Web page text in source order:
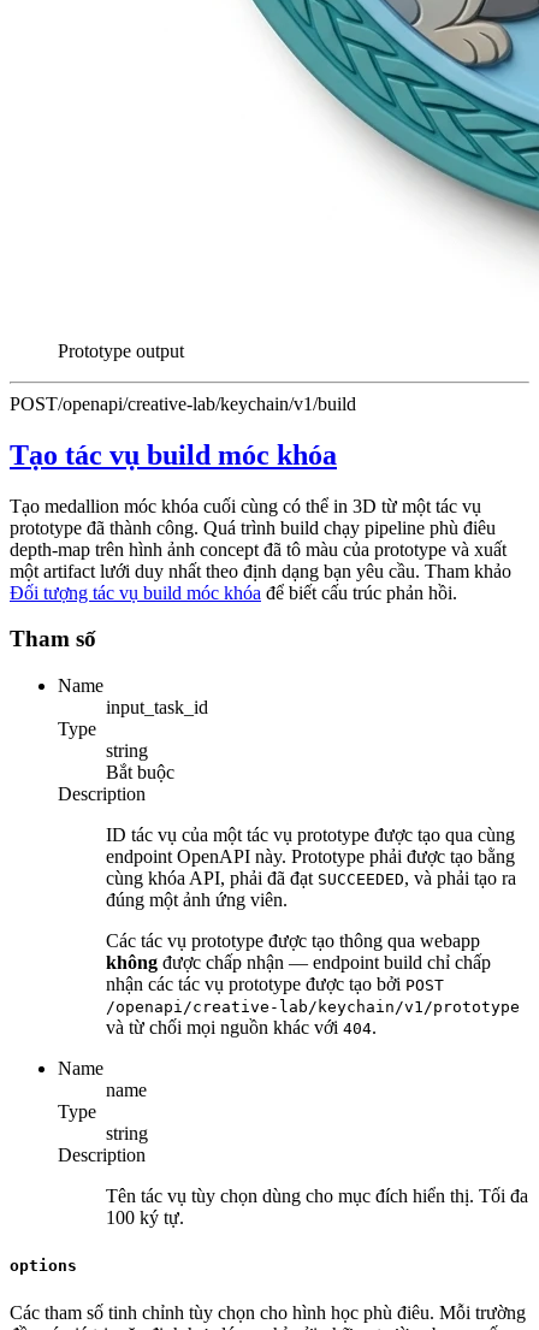
Prototype output
POST/openapi/creative-lab/keychain/v1/build
Tạo tác vụ build móc khóa
Tạo medallion móc khóa cuối cùng có thể in 3D từ một tác vụ
prototype đã thành công. Quá trình build chạy pipeline phù điêu
depth-map trên hình ảnh concept đã tô màu của prototype và xuất
một artifact lưới duy nhất theo định dạng bạn yêu cầu. Tham khảo
Đối tượng tác vụ build móc khóa để biết cấu trúc phản hồi.
Tham số
Name
input_task_id
Type
string
Bắt buộc
Description
ID tác vụ của một tác vụ prototype được tạo qua cùng
endpoint OpenAPI này. Prototype phải được tạo bằng
cùng khóa API, phải đã đạt SUCCEEDED, và phải tạo ra
đúng một ảnh ứng viên.
Các tác vụ prototype được tạo thông qua webapp
không được chấp nhận — endpoint build chỉ chấp
nhận các tác vụ prototype được tạo bởi POST
/openapi/creative-lab/keychain/v1/prototype
và từ chối mọi nguồn khác với 404.
Name
name
Type
string
Description
Tên tác vụ tùy chọn dùng cho mục đích hiển thị. Tối đa
100 ký tự.
options
Các tham số tinh chỉnh tùy chọn cho hình học phù điêu. Mỗi trường